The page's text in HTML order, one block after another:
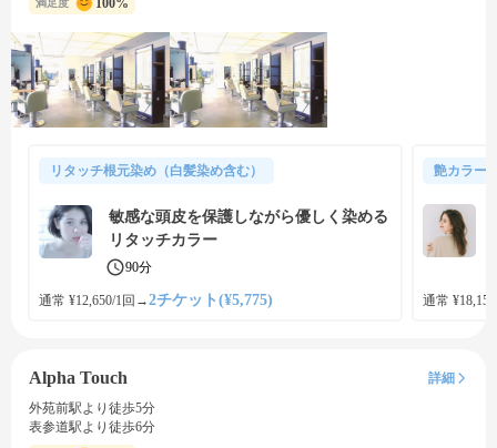
満足度 100%
リタッチ根元染め（白髪染め含む）
敏感な頭皮を保護しながら優しく染める
リタッチカラー
90分
通常 ¥12,650/1回 →2チケット(¥5,775)
艶カラー
通常
Alpha Touch
詳細
外苑前駅より徒歩5分
表参道駅より徒歩6分